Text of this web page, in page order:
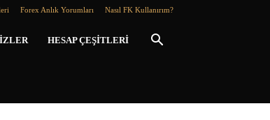
Forex Anlık Yorumları Nasıl FK Kullanırım?
HESAP ÇEŞITLERI